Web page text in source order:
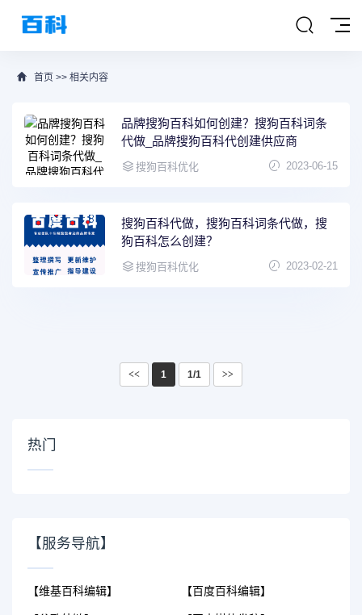
首页 >> 相关内容
品牌搜狗百科如何创建？搜狗百科词条
代做_品牌搜狗百科代创建供应商
搜狗百科优化 2023-06-15
搜狗百科代做，搜狗百科词条代做，搜
狗百科怎么创建？
搜狗百科优化 2023-02-21
<< 1 1/1 >>
热门
【服务导航】
【维基百科编辑】 【百度百科编辑】